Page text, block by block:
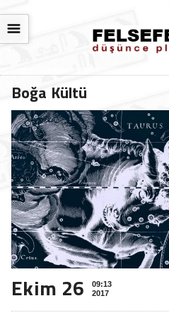
☰
Boğa Kültü
Ekim 26
09:13
2017